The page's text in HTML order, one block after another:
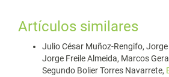
Artículos similares
Julio César Muñoz-Rengifo,
Jorge Freile Almeida, Marcos
Segundo Bolier Torres Navarrete,